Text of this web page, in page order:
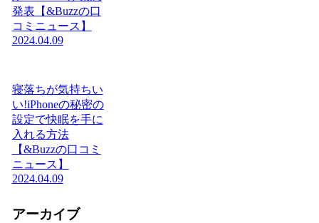
発表【&Buzzの口
コミニュース】
2024.04.09
寝落ちが気持ちい
い!iPhoneの秘密の
設定で快眠を手に
入れる方法
【&Buzzの口コミ
ニュース】
2024.04.09
アーカイブ